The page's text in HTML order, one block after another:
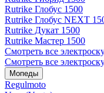
Rutrike Глобус 1500
Rutrike Глобус NEXT
Rutrike Дукат 1500
Rutrike Мастер 1500
Смотреть все
Смотреть все
Мопеды
Regulmoto